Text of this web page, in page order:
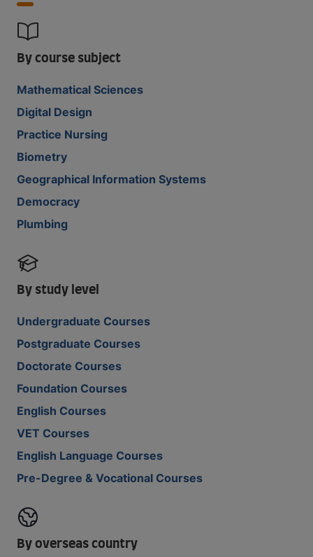
By course subject
Mathematical Sciences
Digital Design
Practice Nursing
Biometry
Geographical Information Systems
Democracy
Plumbing
By study level
Undergraduate Courses
Postgraduate Courses
Doctorate Courses
Foundation Courses
English Courses
VET Courses
English Language Courses
Pre-Degree & Vocational Courses
By overseas country